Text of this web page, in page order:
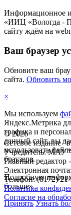
©2026
Сетевое издание
Учредитель: МАУ
Главный
Электронная
Телефон: (8172)
Политика
Согласие на
Информационное
«ИИЦ «Вологда -
сайту ждём на
Ваш браузер
Обновите ваш
сайта. Обновить
×
Мы используем
Яндекс.Метрика
трафика и
данный сайт, вы
использовать
браузера.
Подробную
больше».
Принять Узнать